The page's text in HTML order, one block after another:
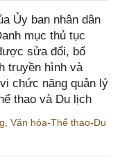
Ủy ban nhân dân
mục thủ tục
sửa đổi, bổ
truyền hình và
chức năng quản lý
thao và Du lịch
Văn hóa-Thể thao-Du